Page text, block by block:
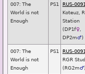
007: The
World is not
Enough
PS1
RUS-
Koteuz,
Station
(DP1f♀
DP2m♂)
007: The
World is not
Enough
PS1
RUS-
RGR
(RG2m♂)